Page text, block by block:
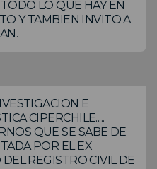
LO QUE HAY EN
Y TAMBIEN INVITO A
E
CIPERCHILE.....
QUE SE SABE DE
POR EL EX
REGISTRO CIVIL DE